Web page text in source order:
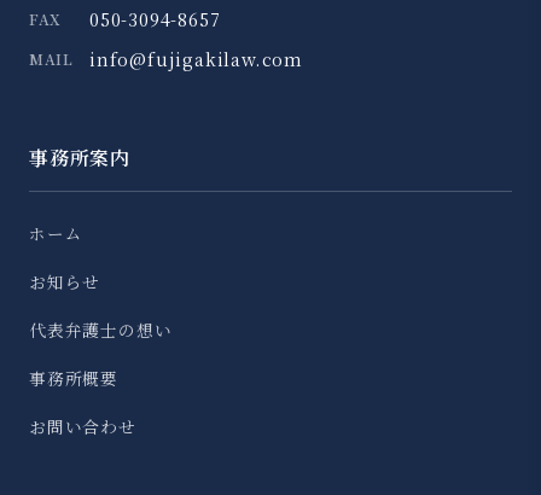
FAX 050-3094-8657
MAIL info@fujigakilaw.com
事務所案内
ホーム
お知らせ
代表弁護士の想い
事務所概要
お問い合わせ